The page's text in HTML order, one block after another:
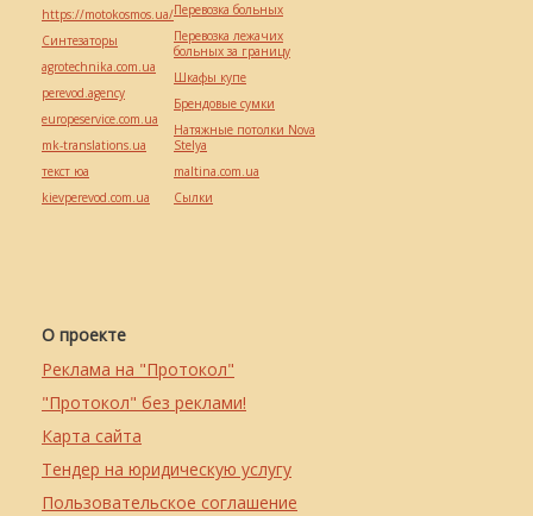
О проекте
Реклама на "Протокол"
"Протокол" без реклами!
Карта сайта
Тендер на юридическую услугу
Пользовательское соглашение
https://motokosmos.ua/
Синтезаторы
agrotechnika.com.ua
perevod.agency
europeservice.com.ua
mk-translations.ua
текст юа
kievperevod.com.ua
Перевозка больных
Перевозка лежачих
больных за границу
Шкафы купе
Брендовые сумки
Натяжные потолки Nova
Stelya
maltina.com.ua
Cылки